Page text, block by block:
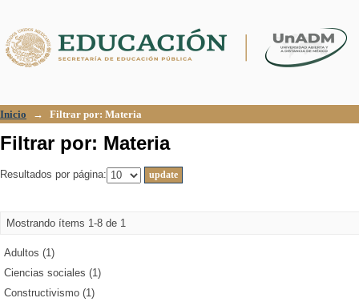
Inicio → Filtrar por: Materia
Filtrar por: Materia
Resultados por página:
Mostrando ítems 1-8 de 1
Adultos (1)
Ciencias sociales (1)
Constructivismo (1)